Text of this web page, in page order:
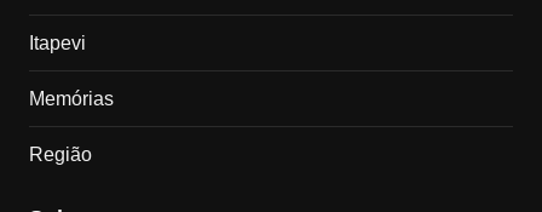
Itapevi
Memórias
Região